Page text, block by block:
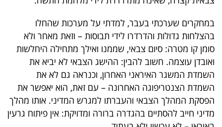
עקבו
אחרינו:
במחקרים שערכתי בעבר, למדתי על מערכות שהחלו
בהצלחות גדולות והדרדרו לידי תבוסות – וזאת מאחר ולא
סומן קו מטרה: סיום צבאי, שממנו ואילך מתחילה היחלשות
ואובדן עוצמה. חשוב להבין: ההישג הצבאי לא יביא את
השמדת המשגר האיראני האחרון, וכנראה גם לא את
השמדת הצנטריפוגה האחרונה – עם זאת, הוא יאפשר את
הפסקת המהלך הצבאי והעברתו למגרש המדיני. אותו מהלך
מדיני חייב להסתיים בהגדרה ברורה ומדויקת: אין פיתוח גרעין